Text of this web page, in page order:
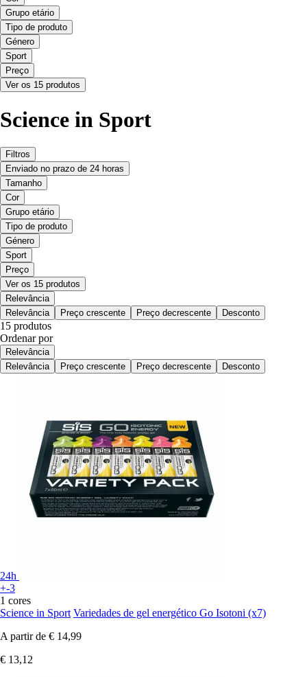
Grupo etário
Tipo de produto
Género
Sport
Preço
Ver os 15 produtos
Science in Sport
Filtros
Enviado no prazo de 24 horas
Tamanho
Cor
Grupo etário
Tipo de produto
Género
Sport
Preço
Ver os 15 produtos
Relevância
Relevância
Preço crescente Preço decrescente Desconto
15 produtos
Ordenar por
Relevância
Relevância
Preço crescente Preço decrescente Desconto
24h
+-3
1 cores
Science in Sport Variedades de gel energético Go Isotoni (x7)
A partir de € 14,99
€ 13,12